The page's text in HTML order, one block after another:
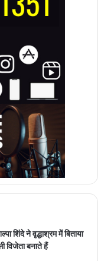
शिंदे ने वृद्धाश्रम में बिताया
विजेता बनाते हैं